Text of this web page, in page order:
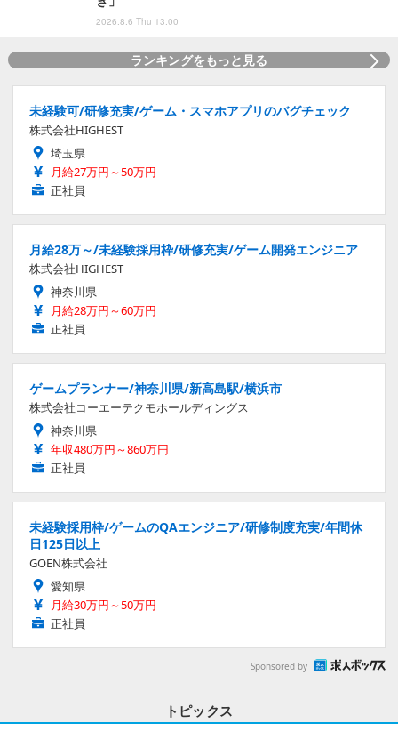
2026.8.6 Thu 13:00
ランキングをもっと見る
未経験可/研修充実/ゲーム・スマホアプリのバグチェック
株式会社HIGHEST
埼玉県
月給27万円～50万円
正社員
月給28万～/未経験採用枠/研修充実/ゲーム開発エンジニア
株式会社HIGHEST
神奈川県
月給28万円～60万円
正社員
ゲームプランナー/神奈川県/新高島駅/横浜市
株式会社コーエーテクモホールディングス
神奈川県
年収480万円～860万円
正社員
未経験採用枠/ゲームのQAエンジニア/研修制度充実/年間休
日125日以上
GOEN株式会社
愛知県
月給30万円～50万円
正社員
Sponsored by
トピックス